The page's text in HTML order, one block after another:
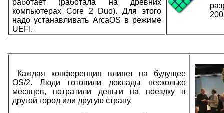
работает (работала на древних
компьютерах Core 2 Duo). Для этого
надо устанавливать ArcaOS в режиме
UEFI.
Каждая конференция влияет на будущее
OS/2. Люди готовили доклады несколько
месяцев, потратили деньги на поездку в
другой город или другую страну.